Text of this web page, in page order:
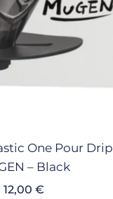
One Pour
– Black
12,00 €